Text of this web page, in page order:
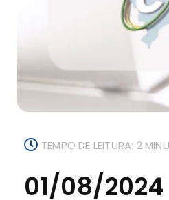
TEMPO DE LEITURA: 2
01/08/2024